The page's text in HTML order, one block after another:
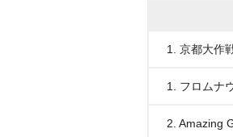
1. 京都大作
1. フロムナ
2. Amazing